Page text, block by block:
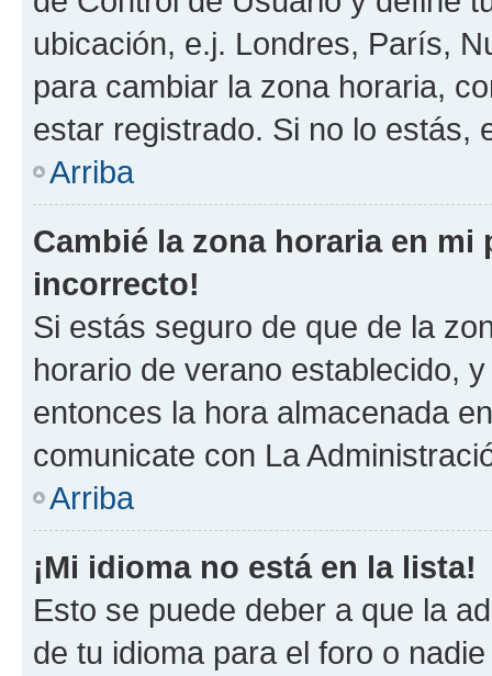
ubicación, e.j. Londres, París,
para cambiar la zona horaria,
estar registrado. Si no lo estás,
Arriba
Cambié la zona horaria en
incorrecto!
Si estás seguro de que de la
horario de verano establecido,
entonces la hora almacenada
comunicate con La
Arriba
¡Mi idioma no está en la lista!
Esto se puede deber a que la
de tu idioma para el foro o